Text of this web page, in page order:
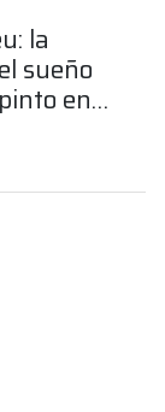
la
sueño
en